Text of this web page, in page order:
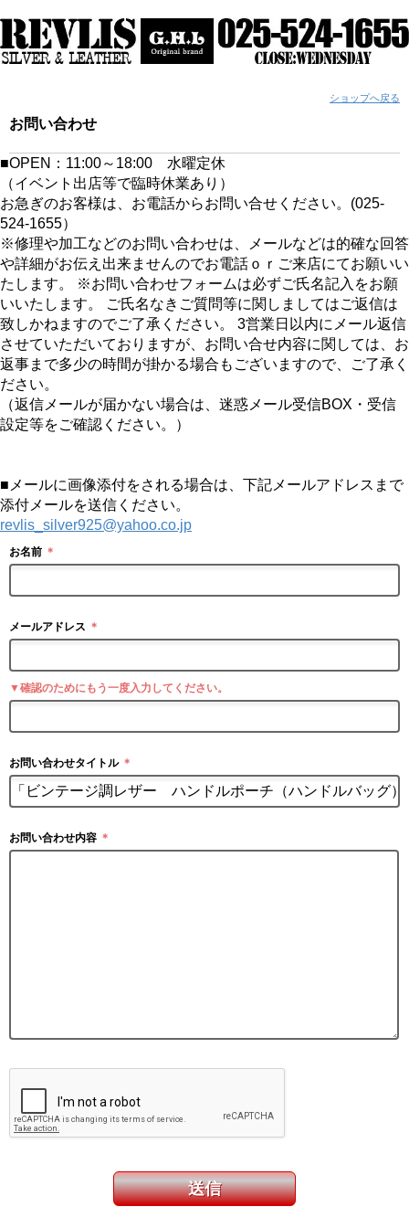
ショップへ戻る
お問い合わせ
■OPEN：11:00～18:00 水曜定休
（イベント出店等で臨時休業あり）
お急ぎのお客様は、お電話からお問い合せください。(025-
524-1655）
※修理や加工などのお問い合わせは、メールなどは的確な回答
や詳細がお伝え出来ませんのでお電話ｏｒご来店にてお願いい
たします。 ※お問い合わせフォームは必ずご氏名記入をお願
いいたします。 ご氏名なきご質問等に関しましてはご返信は
致しかねますのでご了承ください。 3営業日以内にメール返信
させていただいておりますが、お問い合せ内容に関しては、お
返事まで多少の時間が掛かる場合もございますので、ご了承く
ださい。
（返信メールが届かない場合は、迷惑メール受信BOX・受信
設定等をご確認ください。）
■メールに画像添付をされる場合は、下記メールアドレスまで
添付メールを送信ください。
revlis_silver925@yahoo.co.jp
お名前 ＊
メールアドレス ＊
▼確認のためにもう一度入力してください。
お問い合わせタイトル ＊
お問い合わせ内容 ＊